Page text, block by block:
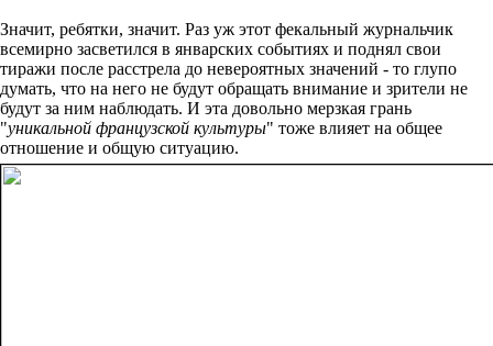
Значит, ребятки, значит. Раз уж этот фекальный журнальчик
всемирно засветился в январских событиях и поднял свои
тиражи после расстрела до невероятных значений - то глупо
думать, что на него не будут обращать внимание и зрители не
будут за ним наблюдать. И эта довольно мерзкая грань
"уникальной французской культуры" тоже влияет на общее
отношение и общую ситуацию.